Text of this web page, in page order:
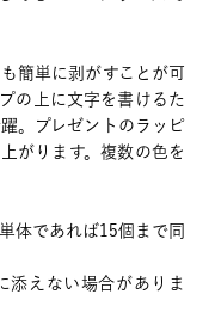
簡単に剥がすことが可
の上に文字を書けるた
。プレゼントのラッピ
がります。複数の色を
体であれば15個まで同
添えない場合がありま